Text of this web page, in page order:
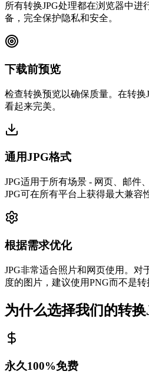
所有转换JPG处理都在浏览器中进
备，完全保护隐私和安全。
下载前预览
检查转换预览以确保质量。在转换
看起来完美。
通用JPG格式
JPG适用于所有场景 - 网页、邮件
JPG可在所有平台上获得最大兼容
根据需求优化
JPG非常适合照片和网页使用。对
度的图片，建议使用PNG而不是转
为什么选择我们的转
永久100%免费